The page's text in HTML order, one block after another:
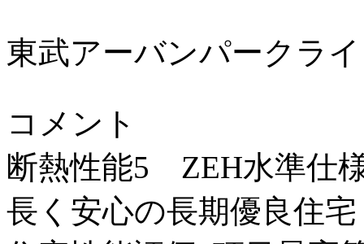
東武アーバンパークラ
コメント
断熱性能5 ZEH水準仕
長く安心の長期優良住宅